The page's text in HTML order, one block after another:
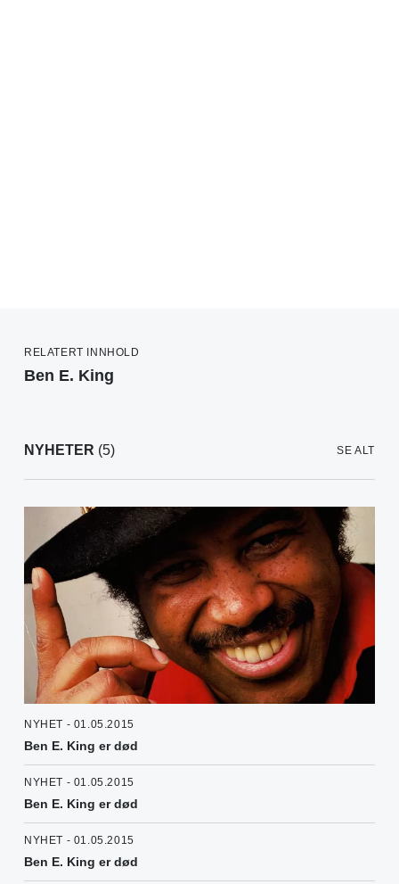
RELATERT INNHOLD
Ben E. King
NYHETER (5) SE ALT
NYHET - 01.05.2015
Ben E. King er død
NYHET - 01.05.2015
Ben E. King er død
NYHET - 01.05.2015
Ben E. King er død